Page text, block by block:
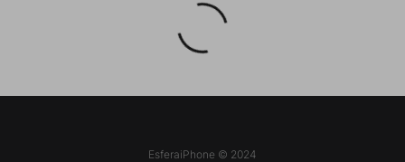
EsferaiPhone © 2024